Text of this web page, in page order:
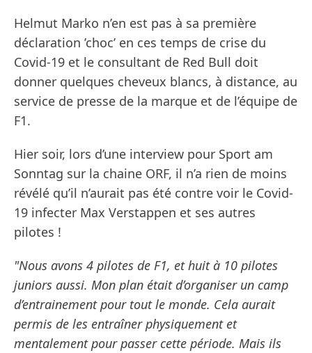
Helmut Marko n’en est pas à sa première
déclaration ’choc’ en ces temps de crise du
Covid-19 et le consultant de Red Bull doit
donner quelques cheveux blancs, à distance, au
service de presse de la marque et de l’équipe de
F1.
Hier soir, lors d’une interview pour Sport am
Sonntag sur la chaine ORF, il n’a rien de moins
révélé qu’il n’aurait pas été contre voir le Covid-
19 infecter Max Verstappen et ses autres
pilotes !
"Nous avons 4 pilotes de F1, et huit à 10 pilotes
juniors aussi. Mon plan était d’organiser un camp
d’entrainement pour tout le monde. Cela aurait
permis de les entraîner physiquement et
mentalement pour passer cette période. Mais ils